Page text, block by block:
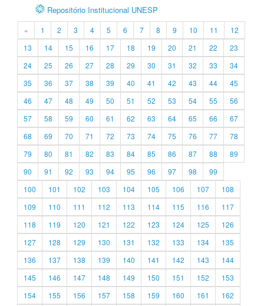
Repositório Institucional UNESP
« 1 2 3 4 5 6 7 8 9 10 11
12
13
14 15 16 17 18 19 20 21 22
23
24
25 26 27 28 29 30 31 32 33
34
35
36 37 38 39 40 41 42 43 44
45
46
47 48 49 50 51 52 53 54 55
56
57
58 59 60 61 62 63 64 65 66
67
68
69 70 71 72 73 74 75 76 77
78
79
80 81 82 83 84 85 86 87 88
89
90
91 92 93 94 95 96 97 98
99
100
101 102 103 104 105 106 107
108
109
110 111 112 113 114 115 116
117
118
119 120 121 122 123 124 125
126
127
128 129 130 131 132 133 134
135
136
137 138 139 140 141 142 143
144
145
146 147 148 149 150 151 152
153
154
155 156 157 158 159 160 161
162